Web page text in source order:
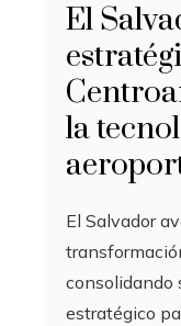
El
la
El Salvador
consolidando
estratégico